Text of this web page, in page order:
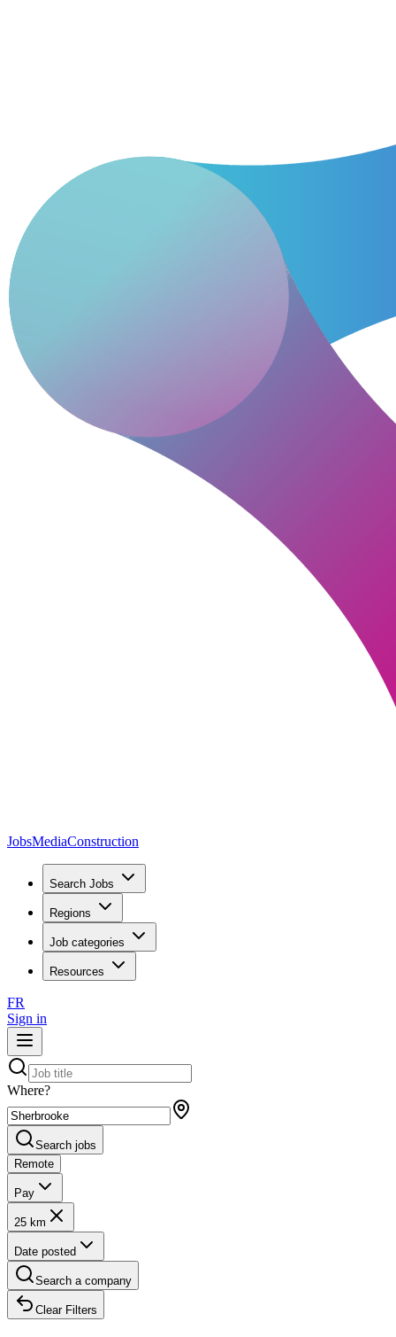
JobsMediaConstruction
Search Jobs
Regions
Job categories
Resources
FR
Sign in
Where?
Search jobs
Remote
Pay
25 km
Date posted
Search a company
Clear Filters